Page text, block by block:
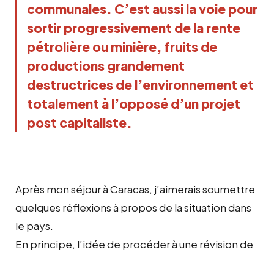
communales. C’est aussi la voie pour
sortir progressivement de la rente
pétrolière ou minière, fruits de
productions grandement
destructrices de l’environnement et
totalement à l’opposé d’un projet
post capitaliste.
Après mon séjour à Caracas, j’aimerais soumettre
quelques réflexions à propos de la situation dans
le pays.
En principe, l’idée de procéder à une révision de